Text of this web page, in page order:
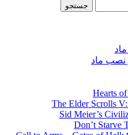
جستجو
نصب ماد
Hearts
The Elder Scrolls
Sid Meier’s
Don’t Starve